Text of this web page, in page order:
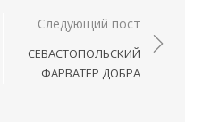
Следующий пост
СЕВАСТОПОЛЬСКИЙ
ФАРВАТЕР ДОБРА